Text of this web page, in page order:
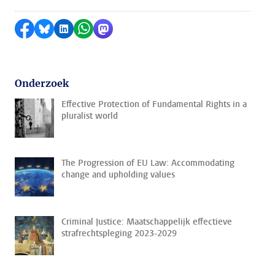
Delen op Facebook
Delen via Bluesky
Delen op LinkedIn
Delen via WhatsApp
Delen via Mastodon
Onderzoek
Effective Protection of Fundamental Rights in a
pluralist world
The Progression of EU Law: Accommodating
change and upholding values
Criminal Justice: Maatschappelijk effectieve
strafrechtspleging 2023-2029